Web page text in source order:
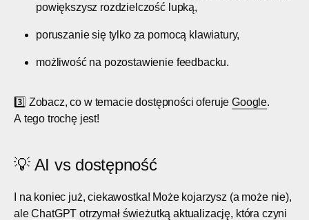
powiększysz rozdzielczość lupką,
poruszanie się tylko za pomocą klawiatury,
możliwość na pozostawienie feedbacku.
3️⃣ Zobacz, co w temacie dostępności oferujeGoogle.
A tego trochę jest!
💡 AI vs dostępność
I na koniec już, ciekawostka! Może kojarzysz (a może nie),
aleChatGPT otrzymał świeżutką aktualizację, która czyni